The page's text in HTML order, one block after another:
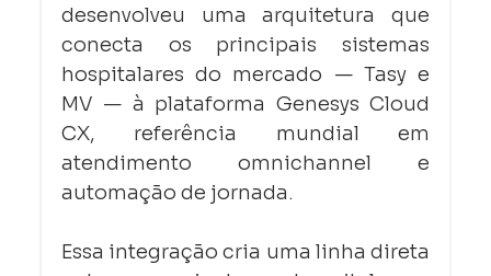
desenvolveu uma arquitetura que
conecta os principais sistemas
hospitalares do mercado — Tasy e
MV — à plataforma Genesys Cloud
CX, referência mundial em
atendimento omnichannel e
automação de jornada.
Essa integração cria uma linha direta